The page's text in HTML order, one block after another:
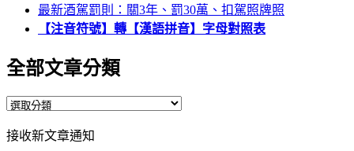
最新酒駕罰則：關3年、罰30萬、扣駕照牌照
【注音符號】轉【漢語拼音】字母對照表
全部文章分類
全
文
接收新文章通知